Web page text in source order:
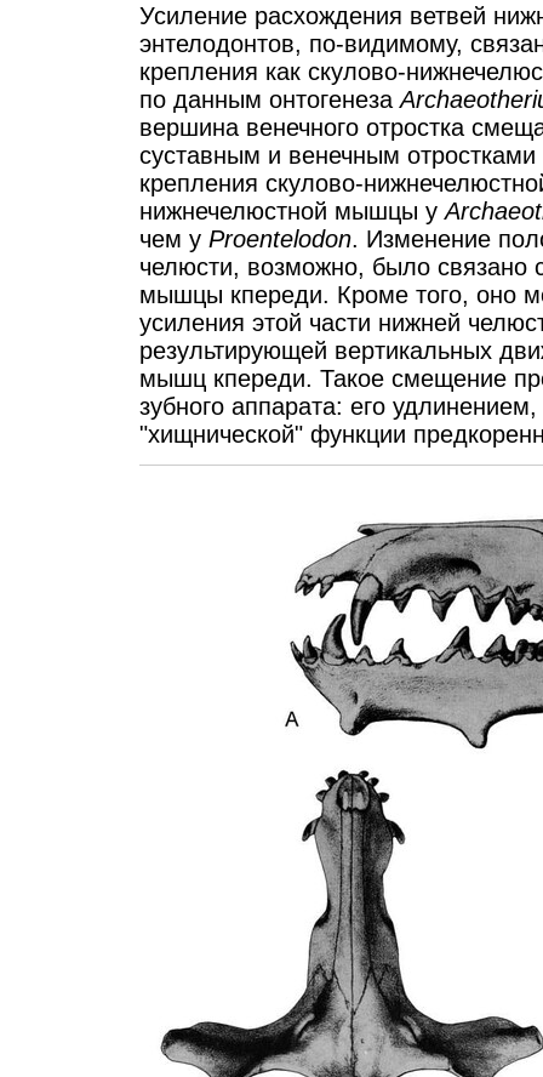
Усиление расхождения ветвей
энтелодонтов, по-видимому,
крепления как скулово-
по данным онтогенеза
вершина венечного отростка
суставным и венечным
крепления скулово-
нижнечелюстной мышцы у
чем у Proentelodon. Изменение
челюсти, возможно, было
мышцы кпереди. Кроме того, оно
усиления этой части нижней
результирующей вертикальных
мышц кпереди. Такое смещение
зубного аппарата: его
"хищнической" функции